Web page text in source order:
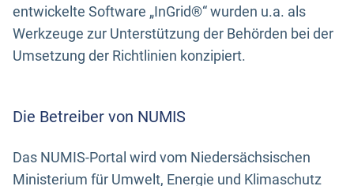
entwickelte Software „InGrid®“ wurden u.a. als
Werkzeuge zur Unterstützung der Behörden bei der
Umsetzung der Richtlinien konzipiert.
Die Betreiber von NUMIS
Das NUMIS-Portal wird vom Niedersächsischen
Ministerium für Umwelt, Energie und Klimaschutz